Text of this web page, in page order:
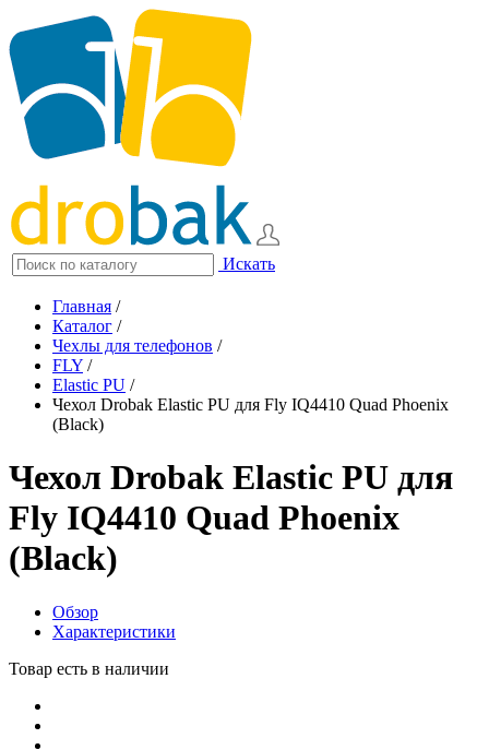
Искать
Главная /
Каталог /
Чехлы для телефонов /
FLY /
Elastic PU /
Чехол Drobak Elastic PU для Fly IQ4410 Quad Phoenix
(Black)
Чехол Drobak Elastic PU для
Fly IQ4410 Quad Phoenix
(Black)
Обзор
Характеристики
Товар есть в наличии